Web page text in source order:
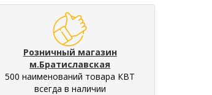
Розничный магазин
м.Братиславская
500 наименований товара КВТ
всегда в наличии